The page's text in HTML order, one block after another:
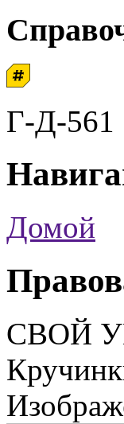
Г-Д-561
Домой
СВОЙ